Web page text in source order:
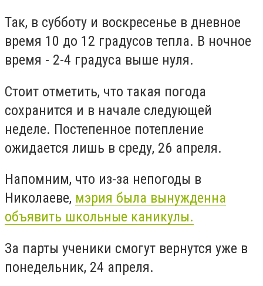
Так, в субботу и воскресенье в дневное
время 10 до 12 градусов тепла. В ночное
время - 2-4 градуса выше нуля.
Стоит отметить, что такая погода
сохранится и в начале следующей
неделе. Постепенное потепление
ожидается лишь в среду, 26 апреля.
Напомним, что из-за непогоды в
Николаеве, мэрия была вынужденна
объявить школьные каникулы.
За парты ученики смогут вернутся уже в
понедельник, 24 апреля.